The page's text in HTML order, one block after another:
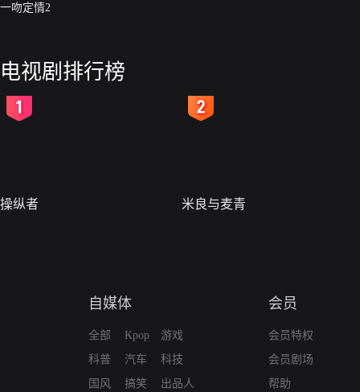
一吻定情2
电视剧排行榜
操纵者 米良与麦青
自媒体
全部
科普
国风
Kpop
汽车
搞笑
游戏
科技
出品人
会员
会员特权
会员剧场
帮助